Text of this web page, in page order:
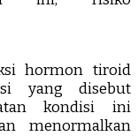
hormon tiroid
yang disebut
kondisi ini
menormalkan